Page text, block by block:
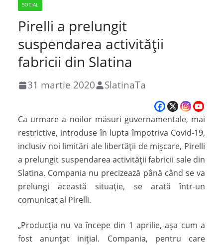
SOCIAL
Pirelli a prelungit
suspendarea activității
fabricii din Slatina
31 martie 2020 SlatinaTa
Ca urmare a noilor măsuri guvernamentale, mai
restrictive, introduse în lupta împotriva Covid-19,
inclusiv noi limitări ale libertății de mișcare, Pirelli
a prelungit suspendarea activității fabricii sale din
Slatina. Compania nu precizează până când se va
prelungi această situaţie, se arată într-un
comunicat al Pirelli.
„Producția nu va începe din 1 aprilie, așa cum a
fost anunțat inițial. Compania, pentru care